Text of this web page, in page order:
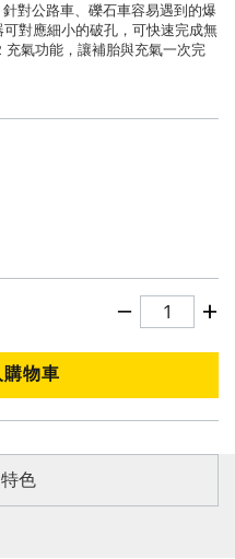
對公路車、礫石車容易遇到的爆
對應細小的破孔，可快速完成無
充氣功能，讓補胎與充氣一次完
購物車
特色